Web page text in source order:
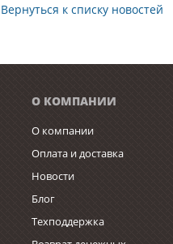
Вернуться к списку новостей
О КОМПАНИИ
О компании
Оплата и доставка
Новости
Блог
Техподдержка